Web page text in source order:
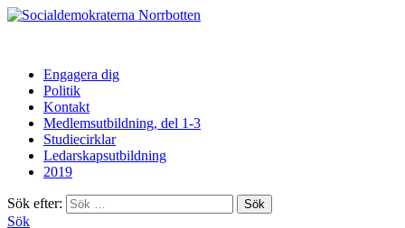
Norrbotten
Engagera dig
Politik
Kontakt
Medlemsutbildning, del 1-3
Studiecirklar
Ledarskapsutbildning
2019
Sök efter:
Sök